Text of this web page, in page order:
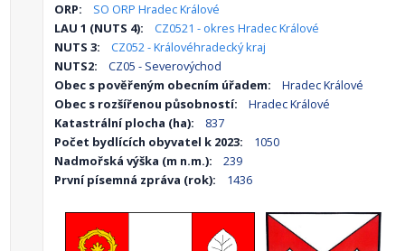
ORP:
SO ORP Hradec Králové
LAU 1 (NUTS 4):
CZ0521 - okres Hradec Králové
NUTS 3:
CZ052 - Královéhradecký kraj
NUTS2:
CZ05 - Severovýchod
Obec s pověřeným obecním úřadem:
Hradec Králové
Obec s rozšířenou působností:
Hradec Králové
Katastrální plocha (ha):
837
Počet bydlících obyvatel k 2023:
1050
Nadmořská výška (m n.m.):
239
První písemná zpráva (rok):
1436